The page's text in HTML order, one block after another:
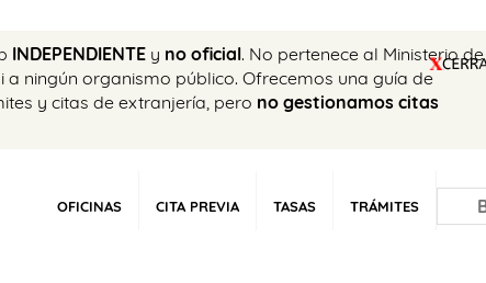
INDEPENDIENTE y no oficial. No pertenece al Ministerio de
ningún organismo público. Ofrecemos una guía de
y citas de extranjería, pero no gestionamos citas
OFICINAS CITA PREVIA TASAS TRÁMITES